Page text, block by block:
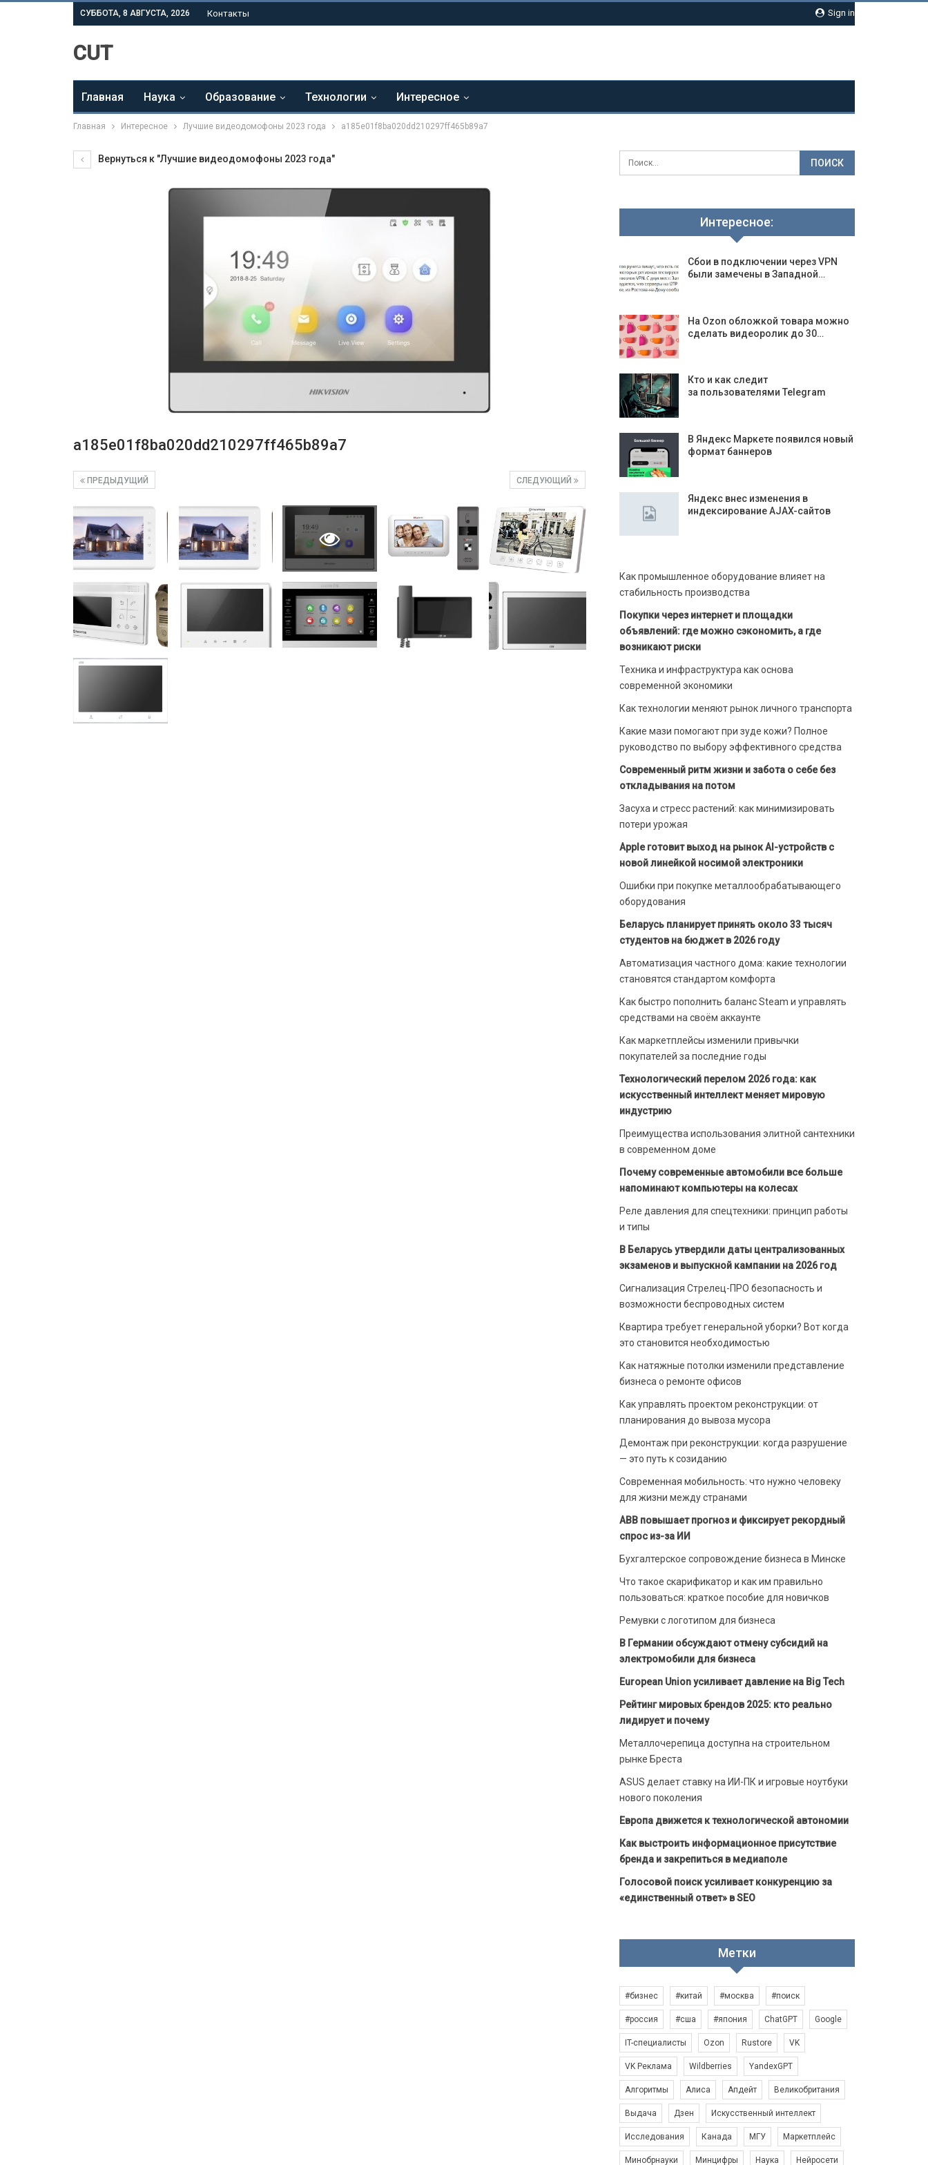
Sign in
СУББОТА, 8 АВГУСТА, 2026 Контакты
CUT
Главная Наука Образование Технологии Интересное
Главная Интересное Лучшие видеодомофоны 2023 года a185e01f8ba020dd210297ff465b89a7
Вернуться к "Лучшие видеодомофоны 2023 года"
a185e01f8ba020dd210297ff465b89a7
СЛЕДУЮЩИЙ
ПРЕДЫДУЩИЙ
Интересное:
Сбои в подключении через VPN
были замечены в Западной…
На Ozon обложкой товара можно
сделать видеоролик до 30…
Кто и как следит
за пользователями Telegram
В Яндекс Маркете появился новый
формат баннеров
Яндекс внес изменения в
индексирование AJAX-сайтов
Как промышленное оборудование влияет на
стабильность производства
Покупки через интернет и площадки
объявлений: где можно сэкономить, а где
возникают риски
Техника и инфраструктура как основа
современной экономики
Как технологии меняют рынок личного транспорта
Какие мази помогают при зуде кожи? Полное
руководство по выбору эффективного средства
Современный ритм жизни и забота о себе без
откладывания на потом
Засуха и стресс растений: как минимизировать
потери урожая
Apple готовит выход на рынок AI-устройств с
новой линейкой носимой электроники
Ошибки при покупке металлообрабатывающего
оборудования
Беларусь планирует принять около 33 тысяч
студентов на бюджет в 2026 году
Автоматизация частного дома: какие технологии
становятся стандартом комфорта
Как быстро пополнить баланс Steam и управлять
средствами на своём аккаунте
Как маркетплейсы изменили привычки
покупателей за последние годы
Технологический перелом 2026 года: как
искусственный интеллект меняет мировую
индустрию
Преимущества использования элитной сантехники
в современном доме
Почему современные автомобили все больше
напоминают компьютеры на колесах
Реле давления для спецтехники: принцип работы
и типы
В Беларусь утвердили даты централизованных
экзаменов и выпускной кампании на 2026 год
Сигнализация Стрелец-ПРО безопасность и
возможности беспроводных систем
Квартира требует генеральной уборки? Вот когда
это становится необходимостью
Как натяжные потолки изменили представление
бизнеса о ремонте офисов
Как управлять проектом реконструкции: от
планирования до вывоза мусора
Демонтаж при реконструкции: когда разрушение
— это путь к созиданию
Современная мобильность: что нужно человеку
для жизни между странами
ABB повышает прогноз и фиксирует рекордный
спрос из-за ИИ
Бухгалтерское сопровождение бизнеса в Минске
Что такое скарификатор и как им правильно
пользоваться: краткое пособие для новичков
Ремувки с логотипом для бизнеса
В Германии обсуждают отмену субсидий на
электромобили для бизнеса
European Union усиливает давление на Big Tech
Рейтинг мировых брендов 2025: кто реально
лидирует и почему
Металлочерепица доступна на строительном
рынке Бреста
ASUS делает ставку на ИИ-ПК и игровые ноутбуки
нового поколения
Европа движется к технологической автономии
Как выстроить информационное присутствие
бренда и закрепиться в медиаполе
Голосовой поиск усиливает конкуренцию за
«единственный ответ» в SEO
Метки
#бизнес #китай #москва #поиск
#россия #сша #япония ChatGPT Google
IT-специалисты Ozon Rustore VK
VK Реклама Wildberries YandexGPT
Алгоритмы Алиса Апдейт Великобритания
Выдача Дзен Искусственный интеллект
Исследования Канада МГУ Маркетплейс
Минобрнауки Минцифры Наука Нейросети